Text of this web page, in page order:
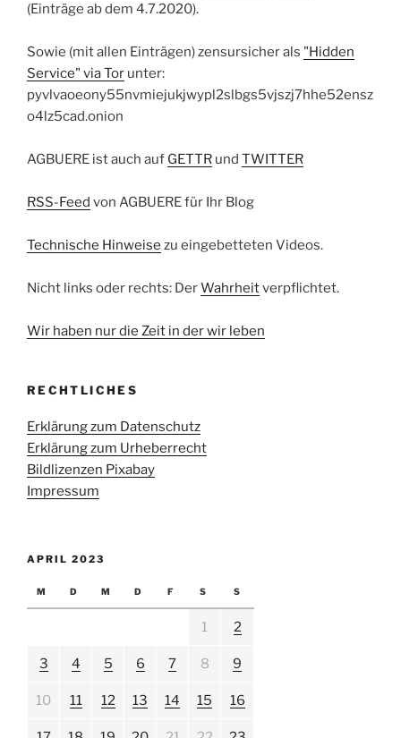
(Einträge ab dem 4.7.2020).
Sowie (mit allen Einträgen) zensursicher als "Hidden
Service" via Tor unter:
pyvlvaoeony55nvmiejukjwypl2slbgs5vjszj7hhe52ensz
o4lz5cad.onion
AGBUERE ist auch auf GETTR und TWITTER
RSS-Feed von AGBUERE für Ihr Blog
Technische Hinweise zu eingebetteten Videos.
Nicht links oder rechts: DerWahrheitverpflichtet.
Wir haben nur die Zeit in der wir leben
RECHTLICHES
Erklärung zum Datenschutz
Erklärung zum Urheberrecht
Bildlizenzen Pixabay
Impressum
APRIL 2023
M D M D F S S
1 2
3 4 5 6 7 8 9
10 11 12 13 14 15 16